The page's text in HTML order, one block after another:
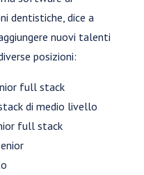
dentistiche, dice a
nuovi talenti
posizioni:
full stack
di medio livello
full stack